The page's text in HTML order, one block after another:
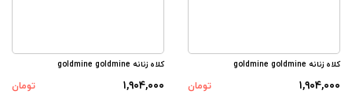
کلاه زنانه goldmine goldmine
۱,۹۰۴,۰۰۰
تومان
کلاه زنانه goldmine goldmine
۱,۹۰۴,۰۰۰
تومان